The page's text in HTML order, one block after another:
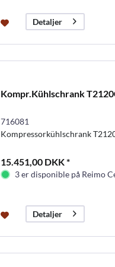
Detaljer
Kompr.Kühlschrank
716081
Kompressorkühlschrank
15.451,00 DKK *
3 er disponible på Reimo
Detaljer